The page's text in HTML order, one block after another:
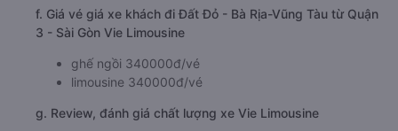
f. Giá vé giá xe khách đi Đất Đỏ - Bà Rịa-Vũng Tàu từ Quận
3 - Sài Gòn Vie Limousine
ghế ngồi 340000đ/vé
limousine 340000đ/vé
g. Review, đánh giá chất lượng xe Vie Limousine